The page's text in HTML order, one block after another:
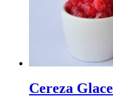
Cereza Glace